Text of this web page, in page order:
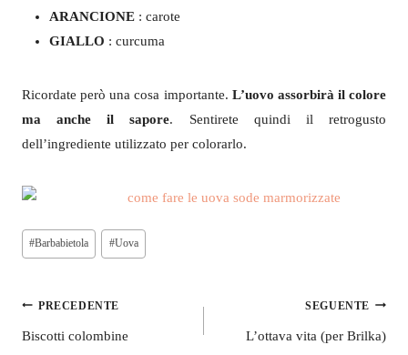
ARANCIONE : carote
GIALLO : curcuma
Ricordate però una cosa importante. L’uovo assorbirà il colore
ma anche il sapore. Sentirete quindi il retrogusto
dell’ingrediente utilizzato per colorarlo.
Tag
articolo:
#Barbabietola #Uova
Navigazione
articoli
PRECEDENTE
Biscotti colombine
SEGUENTE
L’ottava vita (per Brilka)